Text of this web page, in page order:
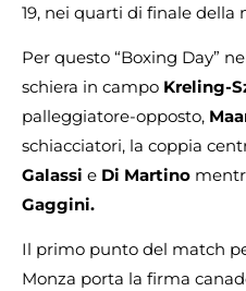
19, nei quarti di finale della
Per questo “Boxing Day”
schiera in campo Kreling-
palleggiatore-opposto,
schiacciatori, la coppia
Galassi e Di Martino
Gaggini.
Il primo punto del match
Monza porta la firma